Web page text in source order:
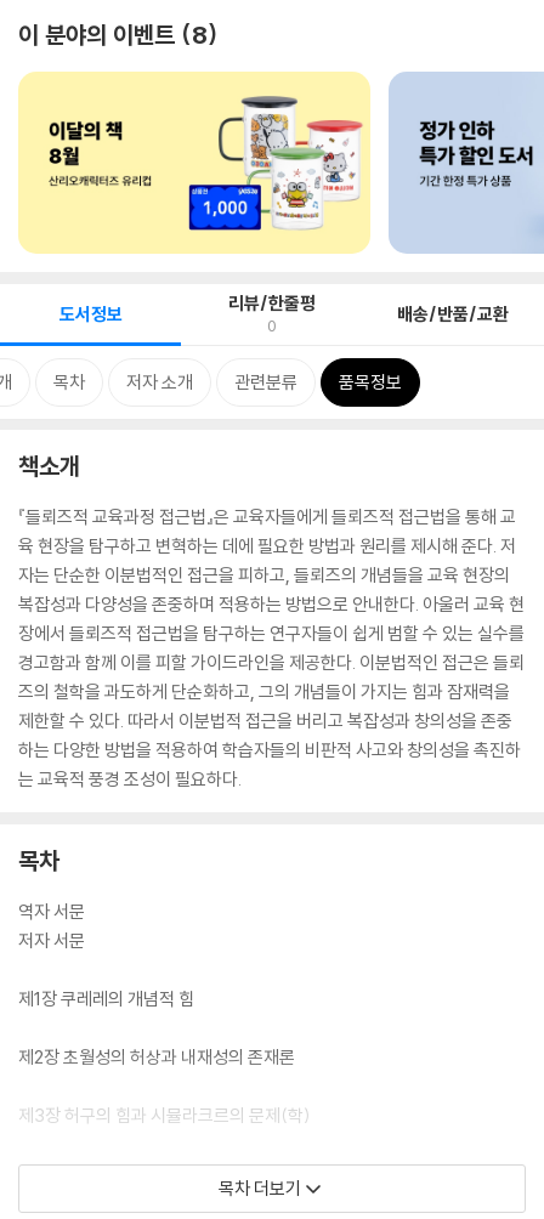
이 분야의 이벤트 8
도서정보 리뷰/한줄평
0 배송/반품/교환
목차 저자 소개 관련분류 품목정보
책소개
『들뢰즈적 교육과정 접근법』은 교육자들에게 들뢰즈적 접근법을 통해 교
육 현장을 탐구하고 변혁하는 데에 필요한 방법과 원리를 제시해 준다. 저
자는 단순한 이분법적인 접근을 피하고, 들뢰즈의 개념들을 교육 현장의
복잡성과 다양성을 존중하며 적용하는 방법으로 안내한다. 아울러 교육 현
장에서 들뢰즈적 접근법을 탐구하는 연구자들이 쉽게 범할 수 있는 실수를
경고함과 함께 이를 피할 가이드라인을 제공한다. 이분법적인 접근은 들뢰
즈의 철학을 과도하게 단순화하고, 그의 개념들이 가지는 힘과 잠재력을
제한할 수 있다. 따라서 이분법적 접근을 버리고 복잡성과 창의성을 존중
하는 다양한 방법을 적용하여 학습자들의 비판적 사고와 창의성을 촉진하
는 교육적 풍경 조성이 필요하다.
목차
역자 서문
저자 서문
제1장 쿠레레의 개념적 힘
제2장 초월성의 허상과 내재성의 존재론
제3장 허구의 힘과 시뮬라크르의 문제(학)
제4장 유목민 되기
목차 더보기